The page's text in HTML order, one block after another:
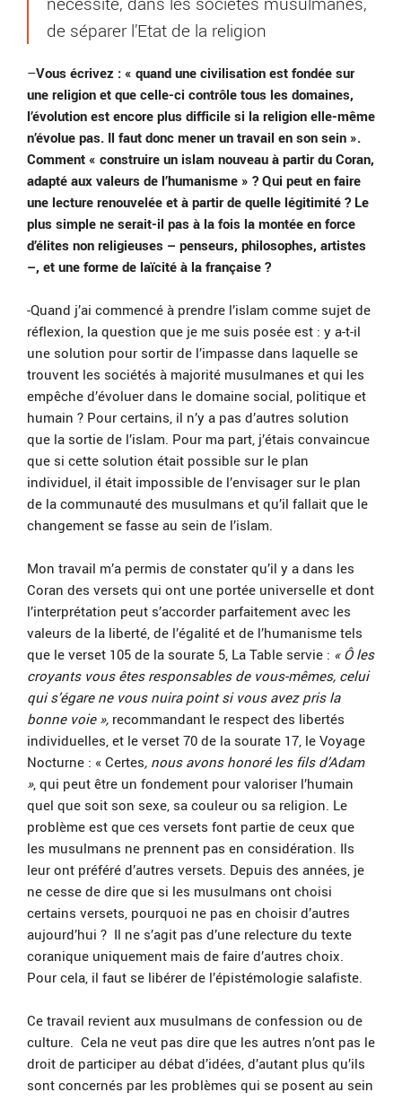
de séparer l’Etat de la religion
–Vous écrivez : « quand une civilisation est fondée sur
une religion et que celle-ci contrôle tous les domaines,
l’évolution est encore plus difficile si la religion elle-même
n’évolue pas. Il faut donc mener un travail en son sein ».
Comment « construire un islam nouveau à partir du Coran,
adapté aux valeurs de l’humanisme » ? Qui peut en faire
une lecture renouvelée et à partir de quelle légitimité ? Le
plus simple ne serait-il pas à la fois la montée en force
d’élites non religieuses – penseurs, philosophes, artistes
–, et une forme de laïcité à la française ?
-Quand j’ai commencé à prendre l’islam comme sujet de
réflexion, la question que je me suis posée est : y a-t-il
une solution pour sortir de l’impasse dans laquelle se
trouvent les sociétés à majorité musulmanes et qui les
empêche d’évoluer dans le domaine social, politique et
humain ? Pour certains, il n’y a pas d’autres solution
que la sortie de l’islam. Pour ma part, j’étais convaincue
que si cette solution était possible sur le plan
individuel, il était impossible de l’envisager sur le plan
de la communauté des musulmans et qu’il fallait que le
changement se fasse au sein de l’islam.
Mon travail m’a permis de constater qu’il y a dans les
Coran des versets qui ont une portée universelle et dont
l’interprétation peut s’accorder parfaitement avec les
valeurs de la liberté, de l’égalité et de l’humanisme tels
que le verset 105 de la sourate 5, La Table servie : « Ô les
croyants vous êtes responsables de vous-mêmes, celui
qui s’égare ne vous nuira point si vous avez pris la
bonne voie », recommandant le respect des libertés
individuelles, et le verset 70 de la sourate 17, le Voyage
Nocturne : « Certes, nous avons honoré les fils d’Adam
», qui peut être un fondement pour valoriser l’humain
quel que soit son sexe, sa couleur ou sa religion. Le
problème est que ces versets font partie de ceux que
les musulmans ne prennent pas en considération. Ils
leur ont préféré d’autres versets. Depuis des années, je
ne cesse de dire que si les musulmans ont choisi
certains versets, pourquoi ne pas en choisir d’autres
aujourd’hui ? Il ne s’agit pas d’une relecture du texte
coranique uniquement mais de faire d’autres choix.
Pour cela, il faut se libérer de l’épistémologie salafiste.
Ce travail revient aux musulmans de confession ou de
culture. Cela ne veut pas dire que les autres n’ont pas le
droit de participer au débat d’idées, d’autant plus qu’ils
sont concernés par les problèmes qui se posent au sein